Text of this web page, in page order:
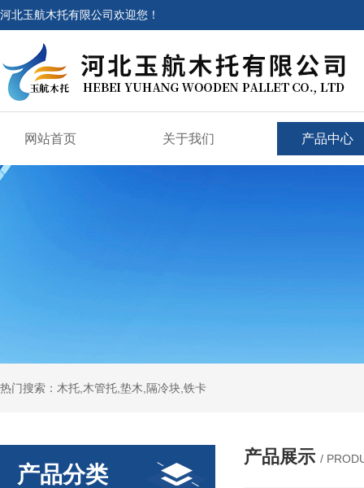
河北玉航木托有限公司欢迎您！
网站首页 关于我们 产品中心
热门搜索：木托,木管托,垫木,隔冷块,铁卡
产品分类
产品展示 /